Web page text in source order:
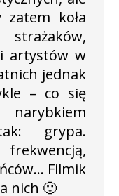
koła
artystów w
jednak
– co się
grypa.
Filmik
nich 🙂